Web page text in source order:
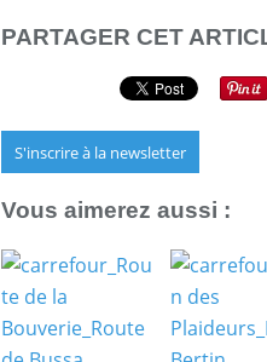
PARTAGER CET
S'inscrire à la newsletter
Vous aimerez aussi :